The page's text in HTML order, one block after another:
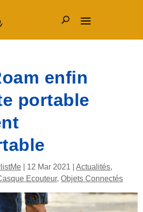
enfin
portable
12 Mar 2021 |Actualités,
Ecouteur,Objets Connectés